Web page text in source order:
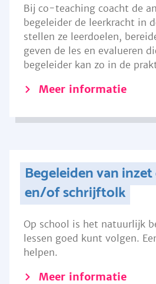
Bij co-teaching coacht de
begeleider de leerkracht in
stellen ze leerdoelen,
geven de les en evalueren
begeleider kan zo in de
Meer informatie
Begeleiden van
en/of schrijftolk
Op school is het natuurlijk
lessen goed kunt volgen.
helpen.
Meer informatie